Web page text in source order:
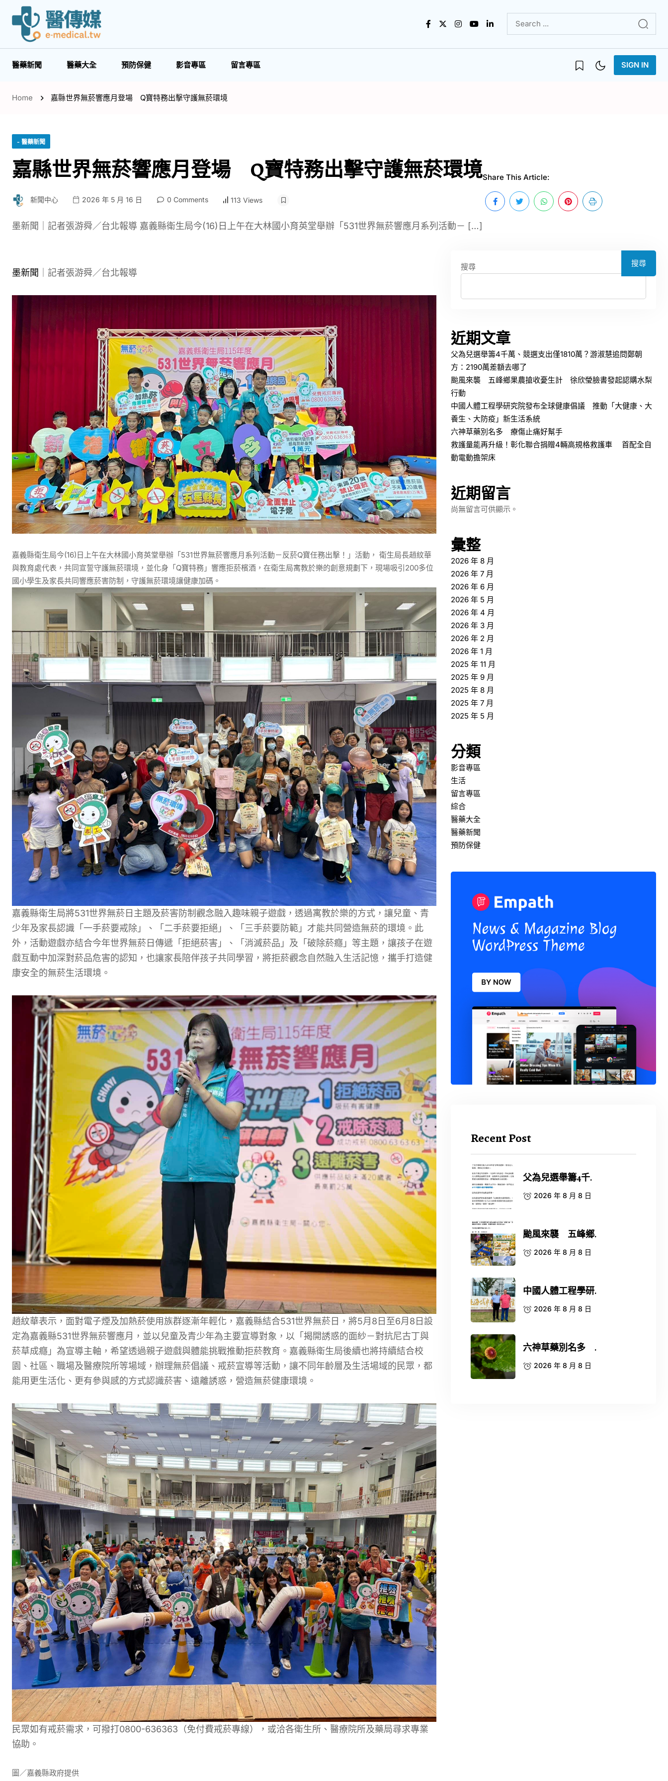
醫藥新聞 醫藥大全 預防保健 影音專區 留言專區 SIGN IN
Home 嘉縣世界無菸響應月登場 Q寶特務出擊守護無菸環境
- 醫藥新聞
嘉縣世界無菸響應月登場 Q寶特務出擊守護無菸環境
新聞中心 2026 年 5 月 16 日 0 Comments 113 Views
墨新聞｜記者張游舜／台北報導 嘉義縣衛生局今(16)日上午在大林國小育英堂舉辦「531世界無菸響應月系列活動－ […]
Share This Article:
墨新聞 ｜記者張游舜／台北報導
嘉義縣衛生局今(16)日上午在大林國小育英堂舉辦「531世界無菸響應月系列活動－反菸Q寶任務出擊！」活動， 衛生局長趙紋華
與教育處代表，共同宣誓守護無菸環境，並化身「Q寶特務」響應拒菸檳酒，在衛生局寓教於樂的創意規劃下，現場吸引200多位
國小學生及家長共同響應菸害防制，守護無菸環境讓健康加碼。
嘉義縣衛生局將531世界無菸日主題及菸害防制觀念融入趣味親子遊戲，透過寓教於樂的方式，讓兒童、青
少年及家長認識「一手菸要戒除」、「二手菸要拒絕」、「三手菸要防範」才能共同營造無菸的環境。此
外，活動遊戲亦結合今年世界無菸日傳遞「拒絕菸害」、「消滅菸品」及「破除菸癮」等主題，讓孩子在遊
戲互動中加深對菸品危害的認知，也讓家長陪伴孩子共同學習，將拒菸觀念自然融入生活記憶，攜手打造健
康安全的無菸生活環境。
趙紋華表示，面對電子煙及加熱菸使用族群逐漸年輕化，嘉義縣結合531世界無菸日，將5月8日至6月8日設
定為嘉義縣531世界無菸響應月，並以兒童及青少年為主要宣導對象，以「揭開誘惑的面紗－對抗尼古丁與
菸草成癮」為宣導主軸，希望透過親子遊戲與體能挑戰推動拒菸教育。嘉義縣衛生局後續也將持續結合校
園、社區、職場及醫療院所等場域，辦理無菸倡議、戒菸宣導等活動，讓不同年齡層及生活場域的民眾，都
能用更生活化、更有參與感的方式認識菸害、遠離誘惑，營造無菸健康環境。
民眾如有戒菸需求，可撥打0800-636363（免付費戒菸專線），或洽各衛生所、醫療院所及藥局尋求專業
協助。
圖／嘉義縣政府提供
搜尋 搜尋
近期文章
父為兒選舉籌4千萬、競選支出僅1810萬？游淑慧追問鄭朝
方：2190萬差額去哪了
颱風來襲 五峰鄉果農搶收憂生計 徐欣瑩臉書發起認購水梨
行動
中國人體工程學研究院發布全球健康倡議 推動「大健康、大
養生、大防疫」新生活系統
六神草藥別名多 療傷止痛好幫手
救護量能再升級！彰化聯合捐贈4輛高規格救護車 首配全自
動電動擔架床
近期留言
尚無留言可供顯示。
彙整
2026 年 8 月
2026 年 7 月
2026 年 6 月
2026 年 5 月
2026 年 4 月
2026 年 3 月
2026 年 2 月
2026 年 1 月
2025 年 11 月
2025 年 9 月
2025 年 8 月
2025 年 7 月
2025 年 5 月
分類
影音專區
生活
留言專區
綜合
醫藥大全
醫藥新聞
預防保健
Recent Post
父為兒選舉籌4千.
2026 年 8 月 8 日
颱風來襲 五峰鄉.
2026 年 8 月 8 日
中國人體工程學研.
2026 年 8 月 8 日
六神草藥別名多 .
2026 年 8 月 8 日